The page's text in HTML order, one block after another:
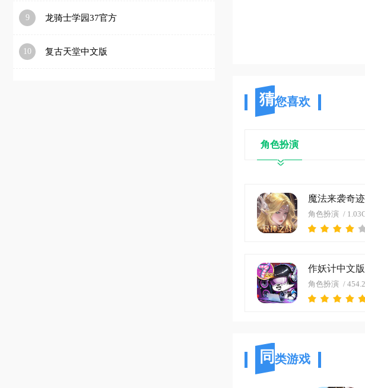
9 龙骑士学园37官方
10 复古天堂中文版
猜您喜欢
角色扮演
角色扮演 /
作妖计中文版
角色扮演 /
同类游戏